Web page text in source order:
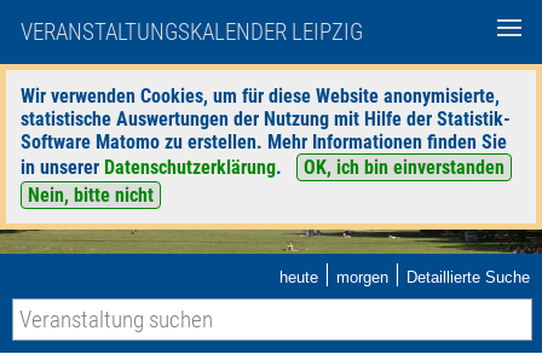
VERANSTALTUNGSKALENDER LEIPZIG
Wir verwenden Cookies, um für diese Website anonymisierte,
statistische Auswertungen der Nutzung mit Hilfe der Statistik-
Software Matomo zu erstellen. Mehr Informationen finden Sie
in unserer Datenschutzerklärung.
OK, ich bin einverstanden
Nein, bitte nicht
heute | morgen | Detaillierte Suche